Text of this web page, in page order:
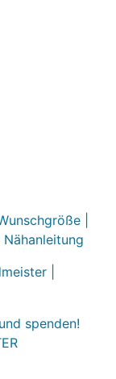
|
|
spenden!